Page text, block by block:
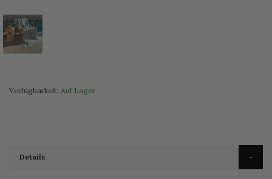
Verfügbarkeit: Auf Lager
Details